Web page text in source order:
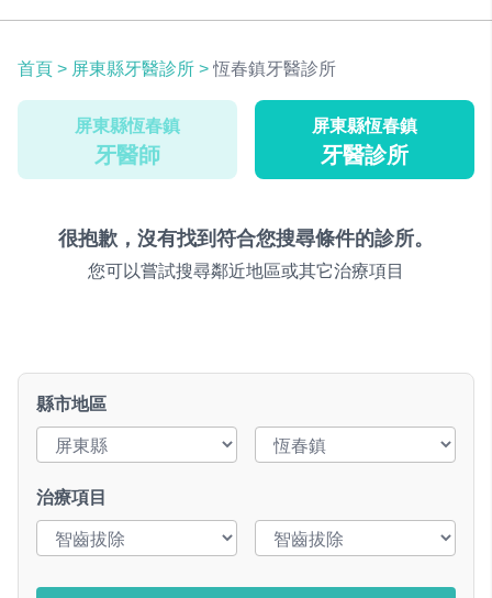
首頁 > 屏東縣牙醫診所 > 恆春鎮牙醫診所
屏東縣恆春鎮
牙醫師
屏東縣恆春鎮
牙醫診所
很抱歉，沒有找到符合您搜尋條件的診所。
您可以嘗試搜尋鄰近地區或其它治療項目
縣市地區
治療項目